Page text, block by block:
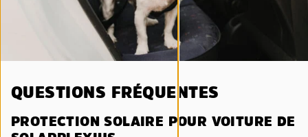
QUESTIONS FRÉQUENTES
PROTECTION SOLAIRE POUR VOITURE DE